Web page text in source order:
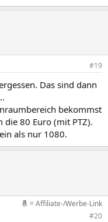
#19
Das sind dann
bekommst
80 Euro (mit PTZ).
als nur 1080.
= Affiliate-/Werbe-Link
#20